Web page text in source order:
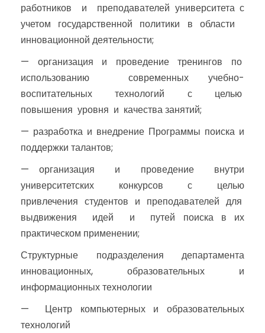
работников и преподавателей университета с
учетом государственной политики в области
инновационной деятельности;
— организация и проведение тренингов по
использованию современных учебно-
воспитательных технологий с целью
повышения уровня и качества занятий;
— разработка и внедрение Программы поиска и
поддержки талантов;
— организация и проведение внутри
университетских конкурсов с целью
привлечения студентов и преподавателей для
выдвижения идей и путей поиска в их
практическом применении;
Структурные подразделения департамента
инновационных, образовательных и
информационных технологии
— Центр компьютерных и образовательных
технологий